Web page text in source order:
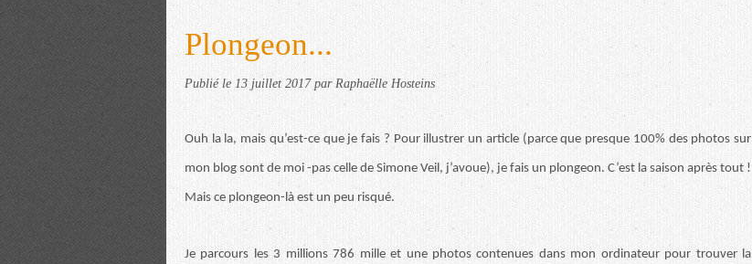
Plongeon...
Publié le 13 juillet 2017par Raphaëlle Hosteins
Ouh la la, mais qu’est-ce que je fais ? Pour illustrer un article (parce que presque 100% des photos sur
mon blog sont de moi -pas celle de Simone Veil, j’avoue), je fais un plongeon. C’est la saison après tout !
Mais ce plongeon-là est un peu risqué.
Je parcours les 3 millions 786 mille et une photos contenues dans mon ordinateur pour trouver la